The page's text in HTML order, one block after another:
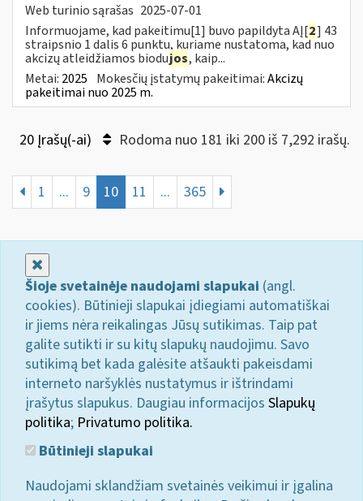
Web turinio sąrašas 2025-07-01
Informuojame, kad pakeitimu[1] buvo papildyta AĮ[2] 43
straipsnio 1 dalis 6 punktu, kuriame nustatoma, kad nuo
akcizų atleidžiamos biodujos, kaip...
Metai: 2025 Mokesčių įstatymų pakeitimai:Akcizų
pakeitimai nuo 2025 m.
20 Įrašų(-ai) Rodoma nuo 181 iki 200 iš 7,292 irašų.
1 ... 9 10 11 ... 365
Šioje svetainėje naudojami slapukai (angl.
cookies). Būtinieji slapukai įdiegiami automatiškai
ir jiems nėra reikalingas Jūsų sutikimas. Taip pat
galite sutikti ir su kitų slapukų naudojimu. Savo
sutikimą bet kada galėsite atšaukti pakeisdami
interneto naršyklės nustatymus ir ištrindami
įrašytus slapukus. Daugiau informacijos Slapukų
politika; Privatumo politika.
Būtinieji slapukai
Naudojami sklandžiam svetainės veikimui ir įgalina